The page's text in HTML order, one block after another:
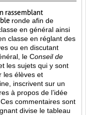
rassemblant
ronde afin de
en général ainsi
classe en réglant des
ou en discutant
le Conseil de
les sujets qui y sont
les élèves et
inscrivent sur un
à propos de l’idée
commentaires sont
divise le tableau